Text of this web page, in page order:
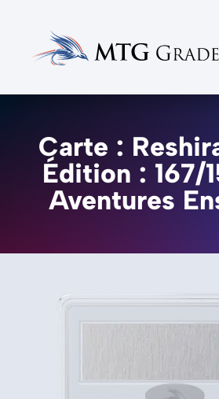
Carte :
Édition : 167/
Aventures